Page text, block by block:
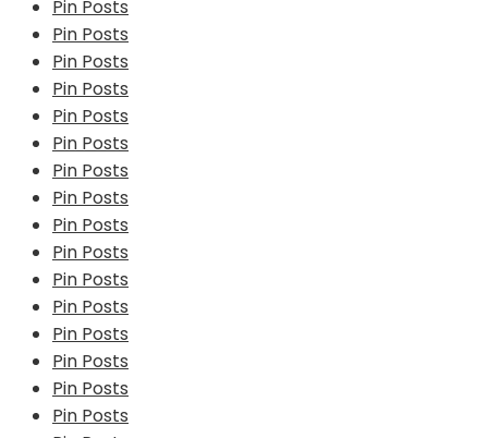
Pin Posts
Pin Posts
Pin Posts
Pin Posts
Pin Posts
Pin Posts
Pin Posts
Pin Posts
Pin Posts
Pin Posts
Pin Posts
Pin Posts
Pin Posts
Pin Posts
Pin Posts
Pin Posts